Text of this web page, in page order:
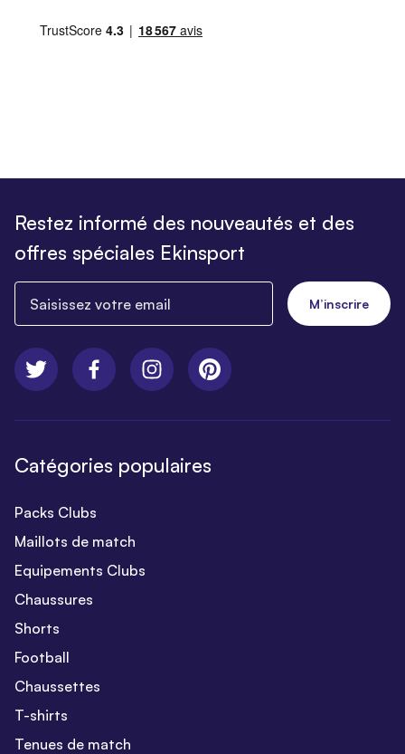
Restez informé des nouveautés et des
offres spéciales Ekinsport
M’inscrire
Catégories populaires
Packs Clubs
Maillots de match
Equipements Clubs
Chaussures
Shorts
Football
Chaussettes
T-shirts
Tenues de match